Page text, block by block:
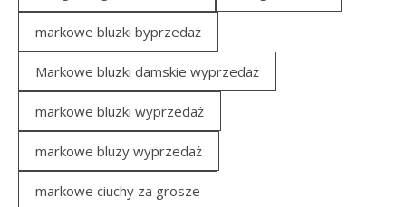
markowe bluzki byprzedaż
Markowe bluzki damskie wyprzedaż
markowe bluzki wyprzedaż
markowe bluzy wyprzedaż
markowe ciuchy za grosze